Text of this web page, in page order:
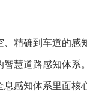
精确到车道的感
慧道路感知体系
感知体系里面核